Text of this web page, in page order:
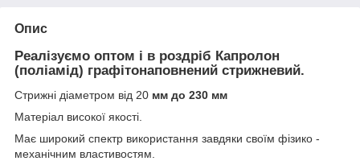
Опис
Реалізуємо оптом і в роздріб Капролон
(поліамід) графітонаповнений стрижневий.
Стрижні діаметром від 20 мм до 230 мм
Матеріал високої якості.
Має широкий спектр використання завдяки своїм фізико -
механічним властивостям.